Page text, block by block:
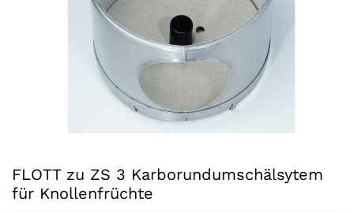
FLOTT zu ZS 3 Karborundumschälsytem
für Knollenfrüchte